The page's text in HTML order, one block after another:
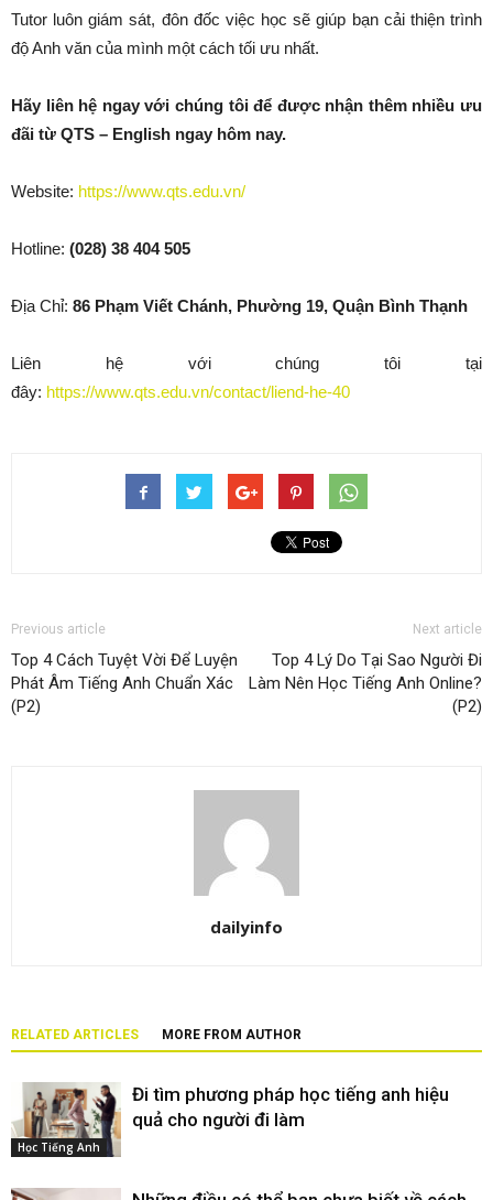
Tutor luôn giám sát, đôn đốc việc học sẽ giúp bạn cải thiện trình
độ Anh văn của mình một cách tối ưu nhất.
Hãy liên hệ ngay với chúng tôi để được nhận thêm nhiều ưu
đãi từ QTS – English ngay hôm nay.
Website: https://www.qts.edu.vn/
Hotline: (028) 38 404 505
Địa Chỉ: 86 Phạm Viết Chánh, Phường 19, Quận Bình Thạnh
Liên hệ với chúng tôi tại
đây: https://www.qts.edu.vn/contact/liend-he-40
Previous article
Top 4 Cách Tuyệt Vời Để Luyện
Phát Âm Tiếng Anh Chuẩn Xác
(P2)
Next article
Top 4 Lý Do Tại Sao Người Đi
Làm Nên Học Tiếng Anh Online?
(P2)
dailyinfo
RELATED ARTICLES MORE FROM AUTHOR
Học Tiếng Anh
Đi tìm phương pháp học tiếng anh hiệu
quả cho người đi làm